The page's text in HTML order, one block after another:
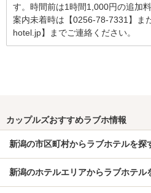
す。時間前は1時間1,000円の追加
案内未着時は【0256-78-7331】ま
hotel.jp】までご連絡ください。
カップルズおすすめラブホ情報
新潟の市区町村からラブホテルを探
新潟のホテルエリアからラブホテル